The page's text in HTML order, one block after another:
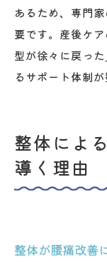
あるため、専門
要です。産後ケ
型が徐々に戻っ
るサポート体制が
整体によ
導く理由
整体が腰痛改善